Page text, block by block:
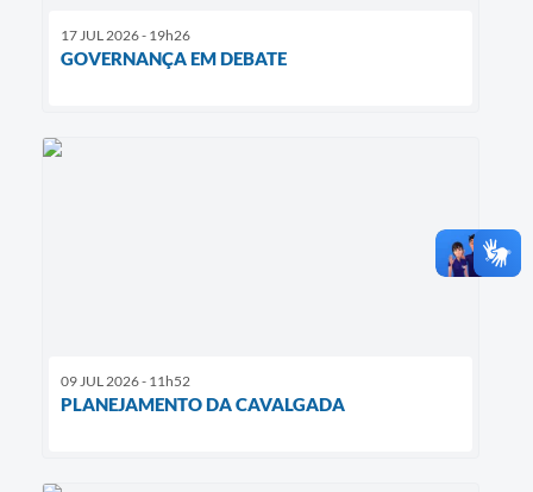
17 JUL 2026 - 19h26
GOVERNANÇA EM DEBATE
09 JUL 2026 - 11h52
PLANEJAMENTO DA CAVALGADA